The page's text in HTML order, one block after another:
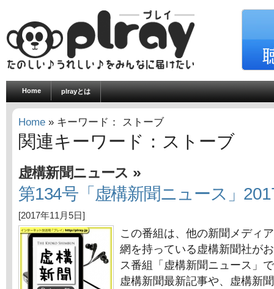
Home plrayとは
Home » キーワード： ストーブ
関連キーワード：ストーブ
虚構新聞ニュース »
第134号「虚構新聞ニュース」
[2017年11月5日]
この番組は、他の新聞メディ
網を持っている虚構新聞社が
ス番組「虚構新聞ニュース」
虚構新聞最新記事や、虚構新